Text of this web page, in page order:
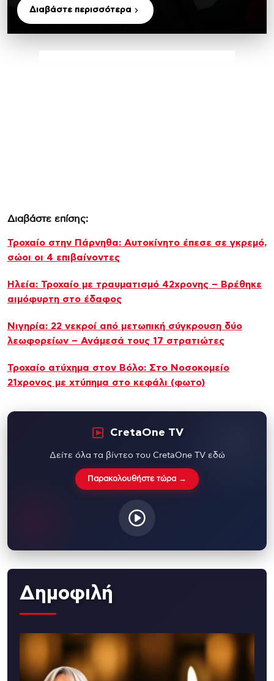
Διαβάστε περισσότερα
Διαβάστε επίσης:
Τροχαίο στην Πάρνηθα: Αυτοκίνητο έπεσε σε γκρεμό,
σώοι οι 4 επιβαίνοντες
Ηλεία: Τροχαίο με τραυματισμό 42χρονης – Βρέθηκε
αιμόφυρτη στο έδαφος
Νιγηρία: 22 νεκροί από μετωπική σύγκρουση δύο
λεωφορείων – Ανάμεσά τους 17 στρατιώτες
Τροχαίο ατύχημα στον Βόλο: Στο Νοσοκομείο
21χρονος με χτύπημα στο κεφάλι (φωτο)
CretaOne TV
Δείτε όλα τα βίντεο του CretaOne TV εδώ
Παρακολουθήστε τώρα →
Δημοφιλή